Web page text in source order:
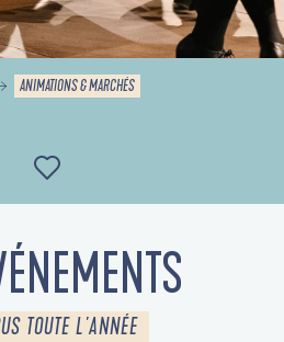
ANIMATIONS & MARCHÉS
Ajouter aux
TOUTE L'ANNÉE